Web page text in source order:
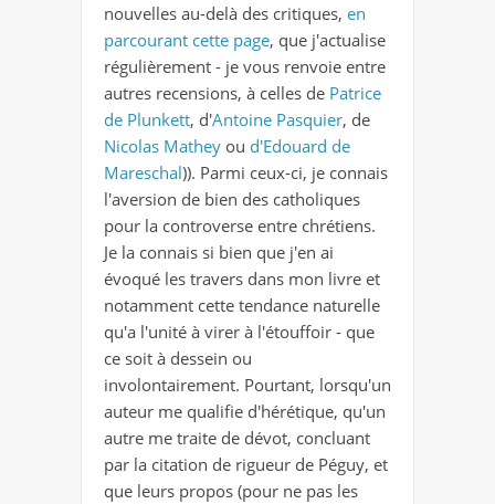
nouvelles au-delà des critiques, en
parcourant cette page, que j'actualise
régulièrement - je vous renvoie entre
autres recensions, à celles de Patrice
de Plunkett, d'Antoine Pasquier, de
Nicolas Mathey ou d'Edouard de
Mareschal)). Parmi ceux-ci, je connais
l'aversion de bien des catholiques
pour la controverse entre chrétiens.
Je la connais si bien que j'en ai
évoqué les travers dans mon livre et
notamment cette tendance naturelle
qu'a l'unité à virer à l'étouffoir - que
ce soit à dessein ou
involontairement. Pourtant, lorsqu'un
auteur me qualifie d'hérétique, qu'un
autre me traite de dévot, concluant
par la citation de rigueur de Péguy, et
que leurs propos (pour ne pas les